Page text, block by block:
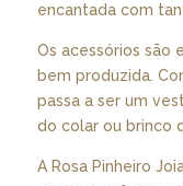
encantada com
Os acessórios são
bem produzida.
passa a ser um
do colar ou brinco
A Rosa Pinheiro